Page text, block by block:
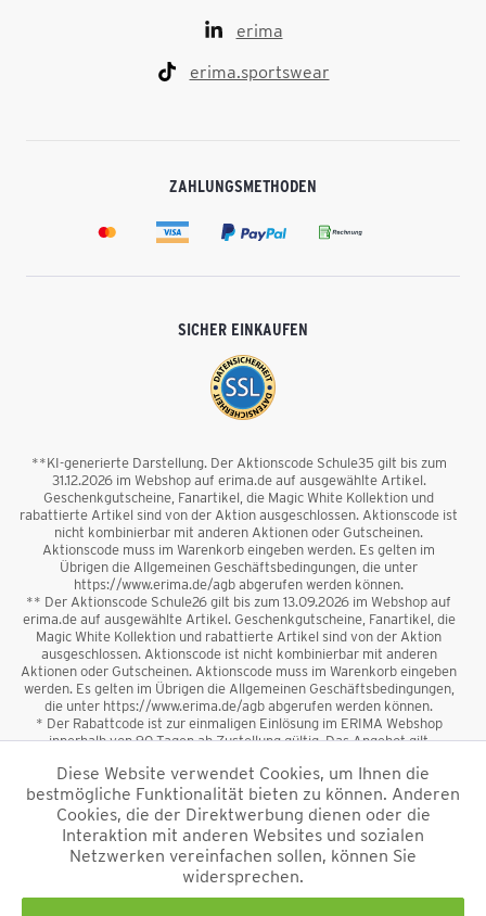
erima
erima.sportswear
ZAHLUNGSMETHODEN
SICHER EINKAUFEN
**KI-generierte Darstellung. Der Aktionscode Schule35 gilt bis zum
31.12.2026 im Webshop auf erima.de auf ausgewählte Artikel.
Geschenkgutscheine, Fanartikel, die Magic White Kollektion und
rabattierte Artikel sind von der Aktion ausgeschlossen. Aktionscode ist
nicht kombinierbar mit anderen Aktionen oder Gutscheinen.
Aktionscode muss im Warenkorb eingeben werden. Es gelten im
Übrigen die Allgemeinen Geschäftsbedingungen, die unter
https://www.erima.de/agb abgerufen werden können.
** Der Aktionscode Schule26 gilt bis zum 13.09.2026 im Webshop auf
erima.de auf ausgewählte Artikel. Geschenkgutscheine, Fanartikel, die
Magic White Kollektion und rabattierte Artikel sind von der Aktion
ausgeschlossen. Aktionscode ist nicht kombinierbar mit anderen
Aktionen oder Gutscheinen. Aktionscode muss im Warenkorb eingeben
werden. Es gelten im Übrigen die Allgemeinen Geschäftsbedingungen,
die unter https://www.erima.de/agb abgerufen werden können.
* Der Rabattcode ist zur einmaligen Einlösung im ERIMA Webshop
innerhalb von 90 Tagen ab Zustellung gültig. Das Angebot gilt
sowie Geschenkgutscheine sind vom Rabatt ausgeschlossen. Der
Rabattcode ist nicht mit anderen Aktionen oder Gutscheinen
kombinierbar. Der Mindestbestellwert beträgt 50 €
*Alle Preise verstehen sich inkl. Mehrwertsteuer und zzgl.
und ggf. Nachnahmegebühren, wenn nicht anders
beschrieben.
Diese Website verwendet Cookies, um Ihnen die
bestmögliche Funktionalität bieten zu können. Anderen
Cookies, die der Direktwerbung dienen oder die
Interaktion mit anderen Websites und sozialen
Netzwerken vereinfachen sollen, können Sie
widersprechen.